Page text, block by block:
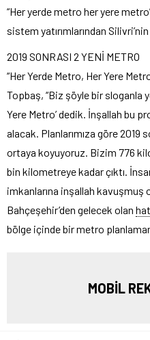
“Her yerde metro her yere
sistem yatırımlarından
2019 SONRASI 2 YENİ METRO
“Her Yerde Metro, Her Yere
Topbaş, “Biz şöyle bir sloganla
Yere Metro’ dedik. İnşallah bu
alacak. Planlarımıza göre 2019
ortaya koyuyoruz. Bizim 776
bin kilometreye kadar çıktı.
imkanlarına inşallah kavuşmuş
Bahçeşehir’den gelecek olan hat
bölge içinde bir metro
MOBİL